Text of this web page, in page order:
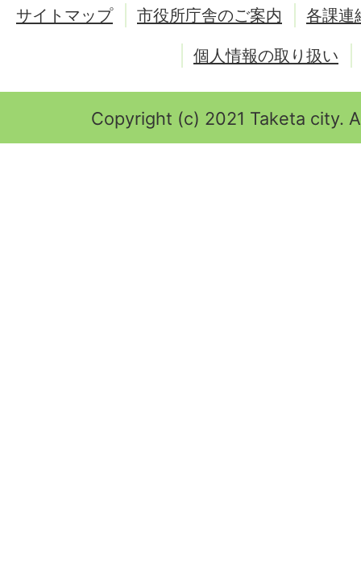
サイトマップ 市役所庁舎のご案内
各課連
個人情報の取り扱い
Copyright (c) 2021 Taketa city.